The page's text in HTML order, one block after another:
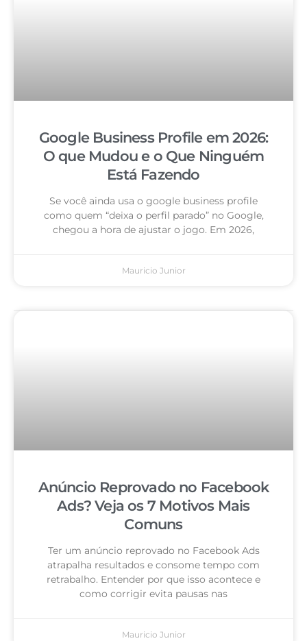
Google Business Profile em 2026:
O que Mudou e o Que Ninguém
Está Fazendo
Se você ainda usa o google business profile
como quem “deixa o perfil parado” no Google,
chegou a hora de ajustar o jogo. Em 2026,
Mauricio Junior
Anúncio Reprovado no Facebook
Ads? Veja os 7 Motivos Mais
Comuns
Ter um anúncio reprovado no Facebook Ads
atrapalha resultados e consome tempo com
retrabalho. Entender por que isso acontece e
como corrigir evita pausas nas
Mauricio Junior